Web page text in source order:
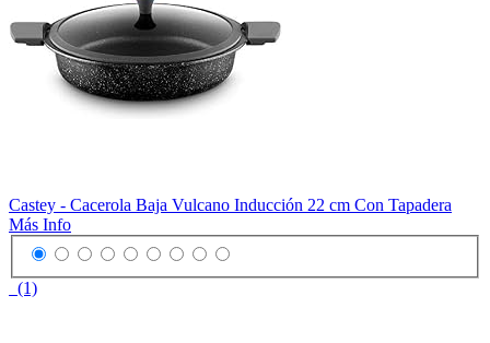
Castey - Cacerola Baja Vulcano Inducción 22 cm Con Tapadera
Más Info
(1)